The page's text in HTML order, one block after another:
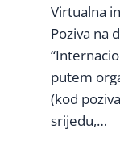
Virtualna
Poziva na
putem
(kod
srijedu,…